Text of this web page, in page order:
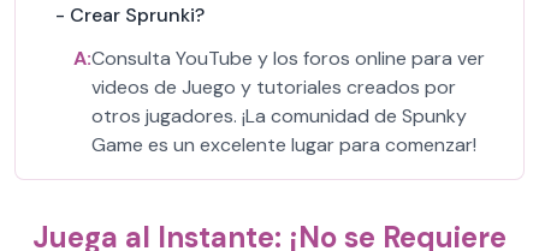
- Crear Sprunki?
A:Consulta YouTube y los foros online para ver
videos de Juego y tutoriales creados por
otros jugadores. ¡La comunidad de Spunky
Game es un excelente lugar para comenzar!
Juega al Instante: ¡No se Requiere